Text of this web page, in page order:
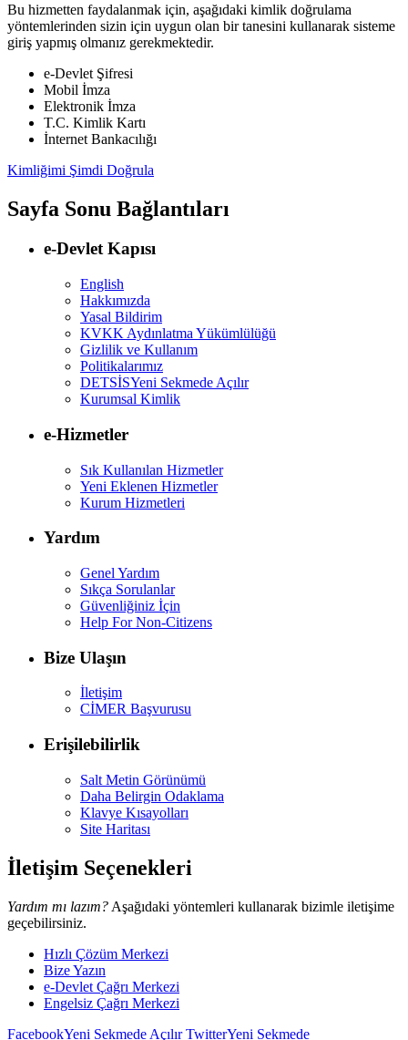
Bu hizmetten faydalanmak için, aşağıdaki kimlik doğrulama
yöntemlerinden sizin için uygun olan bir tanesini kullanarak sisteme
giriş yapmış olmanız gerekmektedir.
e-Devlet Şifresi
Mobil İmza
Elektronik İmza
T.C. Kimlik Kartı
İnternet Bankacılığı
Kimliğimi Şimdi Doğrula
Sayfa Sonu Bağlantıları
e-Devlet Kapısı
English
Hakkımızda
Yasal Bildirim
KVKK Aydınlatma Yükümlülüğü
Gizlilik ve Kullanım
Politikalarımız
DETSİSYeni Sekmede Açılır
Kurumsal Kimlik
e-Hizmetler
Sık Kullanılan Hizmetler
Yeni Eklenen Hizmetler
Kurum Hizmetleri
Yardım
Genel Yardım
Sıkça Sorulanlar
Güvenliğiniz İçin
Help For Non-Citizens
Bize Ulaşın
İletişim
CİMER Başvurusu
Erişilebilirlik
Salt Metin Görünümü
Daha Belirgin Odaklama
Klavye Kısayolları
Site Haritası
İletişim Seçenekleri
Yardım mı lazım? Aşağıdaki yöntemleri kullanarak bizimle iletişime
geçebilirsiniz.
Hızlı Çözüm Merkezi
Bize Yazın
e-Devlet Çağrı Merkezi
Engelsiz Çağrı Merkezi
FacebookYeni Sekmede AçılırTwitterYeni Sekmede